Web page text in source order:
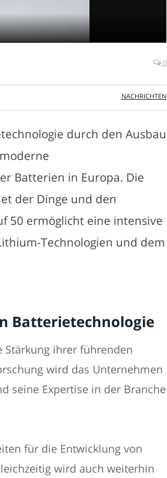
0
NACHRICHTEN
durch den Ausbau
Batterien in Europa. Die
der Dinge und den
50 ermöglicht eine intensive
Technologien und dem
Batterietechnologie
Stärkung ihrer führenden
wird das Unternehmen
seine Expertise in der Branche
für die Entwicklung von
wird auch weiterhin